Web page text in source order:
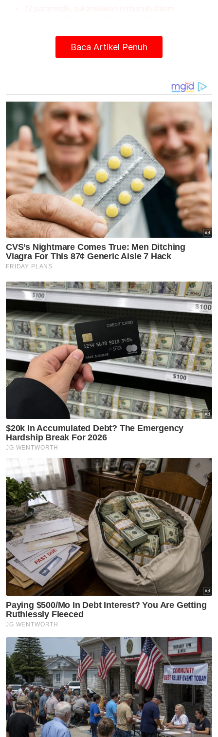
Disangka hilang, rupanya terperangkap 9 jam dalam
Klik di sini!
Berita Global
Bayi
Terperangkap
14 Jam
Runtuhan
Lubnan
Serangan Israel
Artikel Disyorkan
GLOBAL
Insiden tembakan sekolah di
Thailand: Angka korban
meningkat kepada sembilan
orang
GLOBAL
Trump syok sendiri, dakwa
nombor satu tahun ini’
GLOBAL
Nyamuk pembawa virus 'West
Nile' dikesan di Israel
GLOBAL
Korea Utara syor sup daging
anjing ketika gelombang haba
cecah 36.7 darjah Celsius
Baca Artikel Penuh